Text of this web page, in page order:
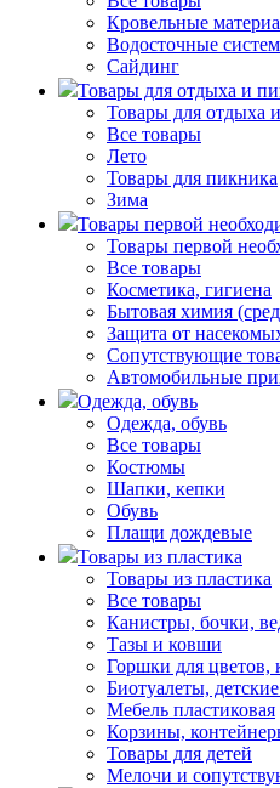
Кровельные
Водосточные
Сайдинг
Товары для отдыха и
Товары для отдыха
Все товары
Лето
Товары для пикника
Зима
Товары первой
Товары первой
Все товары
Косметика, гигиена
Бытовая химия
Защита от
Сопутствующие
Автомобильные
Одежда, обувь
Одежда, обувь
Все товары
Костюмы
Шапки, кепки
Обувь
Плащи дождевые
Товары из пластика
Товары из пластика
Все товары
Канистры, бочки,
Тазы и ковши
Горшки для цветов,
Биотуалеты,
Мебель пластиковая
Корзины,
Товары для детей
Мелочи и